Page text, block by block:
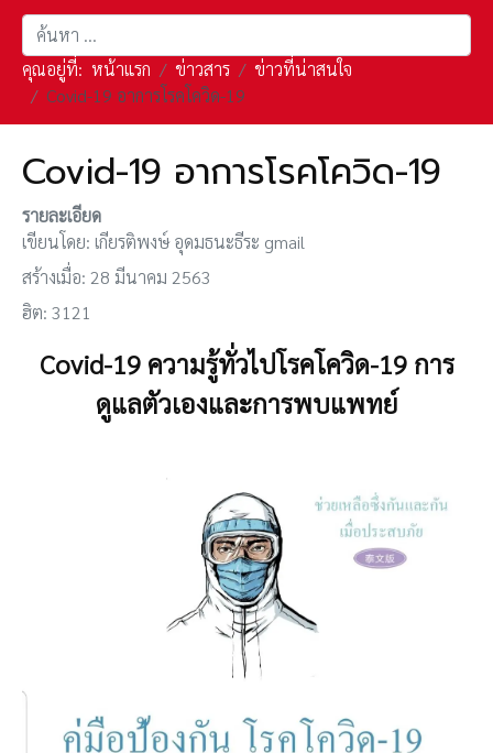
การค้นหา
คุณอยู่ที่: หน้าแรก ข่าวสาร
ข่าวที่น่าสนใจ
Covid-19 อาการโรคโควิด-19
Covid-19 อาการโรคโควิด-19
รายละเอียด
เขียนโดย: เกียรติพงษ์ อุดมธนะธีระ gmail
สร้างเมื่อ: 28 มีนาคม 2563
ฮิต: 3121
Covid-19 ความรู้ทั่วไปโรคโควิด-19 การ
ดูแลตัวเองและการพบแพทย์